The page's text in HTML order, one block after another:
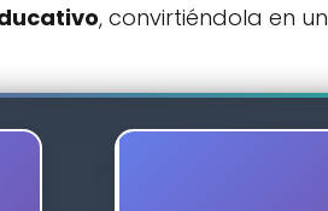
, convirtiéndola en un